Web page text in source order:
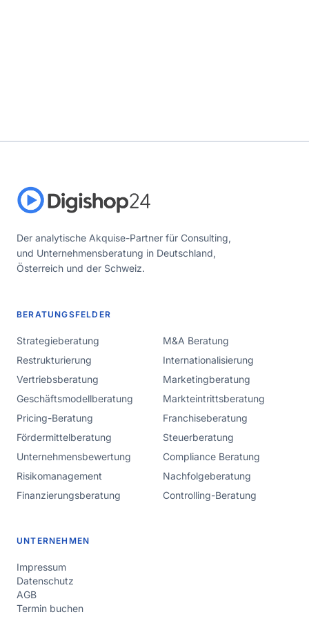
Der analytische Akquise-Partner für Consulting,
und Unternehmensberatung in Deutschland,
Österreich und der Schweiz.
BERATUNGSFELDER
Strategieberatung
M&A Beratung
Restrukturierung
Internationalisierung
Vertriebsberatung
Marketingberatung
Geschäftsmodellberatung
Markteintrittsberatung
Pricing-Beratung
Franchiseberatung
Fördermittelberatung
Steuerberatung
Unternehmensbewertung
Compliance Beratung
Risikomanagement
Nachfolgeberatung
Finanzierungsberatung
Controlling-Beratung
UNTERNEHMEN
Impressum
Datenschutz
AGB
Termin buchen